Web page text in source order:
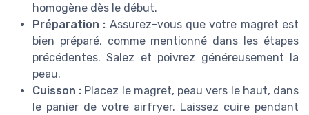
homogène dès le début.
Préparation : Assurez-vous que votre magret est
bien préparé, comme mentionné dans les étapes
précédentes. Salez et poivrez généreusement la
peau.
Cuisson : Placez le magret, peau vers le haut, dans
le panier de votre airfryer. Laissez cuire pendant